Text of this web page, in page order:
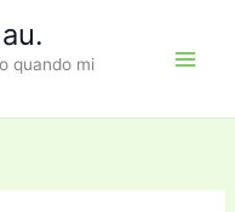
quando mi